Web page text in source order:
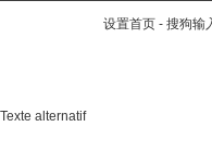
设置首页 - 搜狗输
Texte alternatif